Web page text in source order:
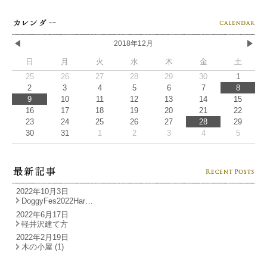
2018年12月
日 月 火 水 木 金
土
25
26 27 28 29 30
1
2
3 4 5 6 7
8
9
10 11 12 13 14
15
16
17 18 19 20 21
22
23
24 25 26 27 28
29
30
31 1 2 3 4 5
2022年10月3日
DoggyFes2022Har…
2022年6月17日
軽井沢建て方
2022年2月19日
木の小屋 (1)